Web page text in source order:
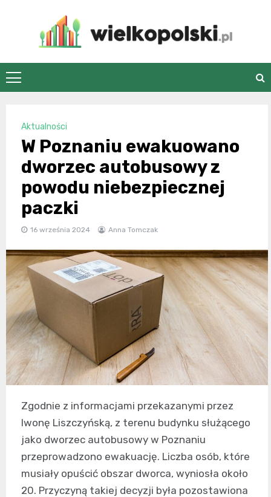
wielkopolski.pl
Aktualności
W Poznaniu ewakuowano
dworzec autobusowy z
powodu niebezpiecznej
paczki
16 września 2024 Anna Tomczak
Zgodnie z informacjami przekazanymi przez
Iwonę Liszczyńską, z terenu budynku służącego
jako dworzec autobusowy w Poznaniu
przeprowadzono ewakuację. Liczba osób, które
musiały opuścić obszar dworca, wyniosła około
20. Przyczyną takiej decyzji była pozostawiona